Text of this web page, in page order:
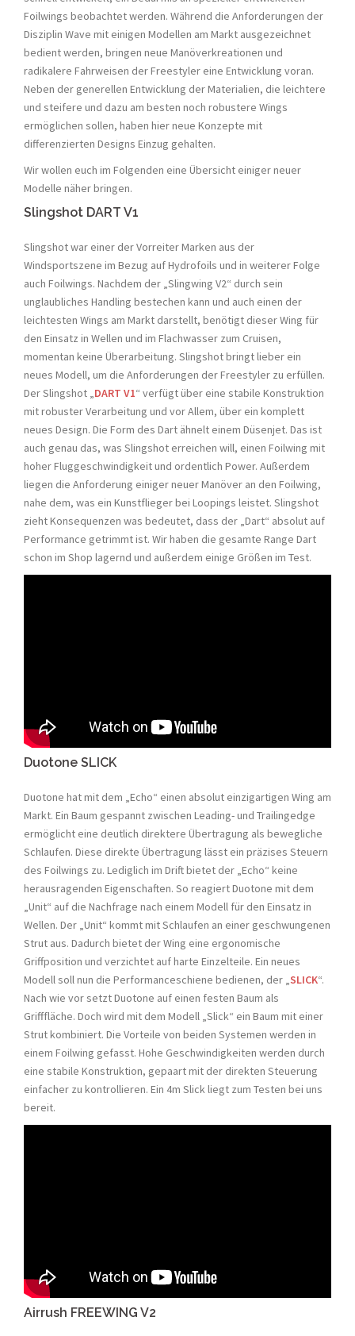
Foilwings beobachtet werden. Während die Anforderungen der
Disziplin Wave mit einigen Modellen am Markt ausgezeichnet
bedient werden, bringen neue Manöverkreationen und
radikalere Fahrweisen der Freestyler eine Entwicklung voran.
Neben der generellen Entwicklung der Materialien, die leichtere
und steifere und dazu am besten noch robustere Wings
ermöglichen sollen, haben hier neue Konzepte mit
differenzierten Designs Einzug gehalten.
Wir wollen euch im Folgenden eine Übersicht einiger neuer
Modelle näher bringen.
Slingshot DART V1
Slingshot war einer der Vorreiter Marken aus der
Windsportszene im Bezug auf Hydrofoils und in weiterer Folge
auch Foilwings. Nachdem der „Slingwing V2“ durch sein
unglaubliches Handling bestechen kann und auch einen der
leichtesten Wings am Markt darstellt, benötigt dieser Wing für
den Einsatz in Wellen und im Flachwasser zum Cruisen,
momentan keine Überarbeitung. Slingshot bringt lieber ein
neues Modell, um die Anforderungen der Freestyler zu erfüllen.
Der Slingshot „DART V1“ verfügt über eine stabile Konstruktion
mit robuster Verarbeitung und vor Allem, über ein komplett
neues Design. Die Form des Dart ähnelt einem Düsenjet. Das ist
auch genau das, was Slingshot erreichen will, einen Foilwing mit
hoher Fluggeschwindigkeit und ordentlich Power. Außerdem
liegen die Anforderung einiger neuer Manöver an den Foilwing,
nahe dem, was ein Kunstflieger bei Loopings leistet. Slingshot
zieht Konsequenzen was bedeutet, dass der „Dart“ absolut auf
Performance getrimmt ist. Wir haben die gesamte Range Dart
schon im Shop lagernd und außerdem einige Größen im Test.
Duotone SLICK
Duotone hat mit dem „Echo“ einen absolut einzigartigen Wing am
Markt. Ein Baum gespannt zwischen Leading- und Trailingedge
ermöglicht eine deutlich direktere Übertragung als bewegliche
Schlaufen. Diese direkte Übertragung lässt ein präzises Steuern
des Foilwings zu. Lediglich im Drift bietet der „Echo“ keine
herausragenden Eigenschaften. So reagiert Duotone mit dem
„Unit“ auf die Nachfrage nach einem Modell für den Einsatz in
Wellen. Der „Unit“ kommt mit Schlaufen an einer geschwungenen
Strut aus. Dadurch bietet der Wing eine ergonomische
Griffposition und verzichtet auf harte Einzelteile. Ein neues
Modell soll nun die Performanceschiene bedienen, der „SLICK“.
Nach wie vor setzt Duotone auf einen festen Baum als
Grifffläche. Doch wird mit dem Modell „Slick“ ein Baum mit einer
Strut kombiniert. Die Vorteile von beiden Systemen werden in
einem Foilwing gefasst. Hohe Geschwindigkeiten werden durch
eine stabile Konstruktion, gepaart mit der direkten Steuerung
einfacher zu kontrollieren. Ein 4m Slick liegt zum Testen bei uns
bereit.
Airrush FREEWING V2